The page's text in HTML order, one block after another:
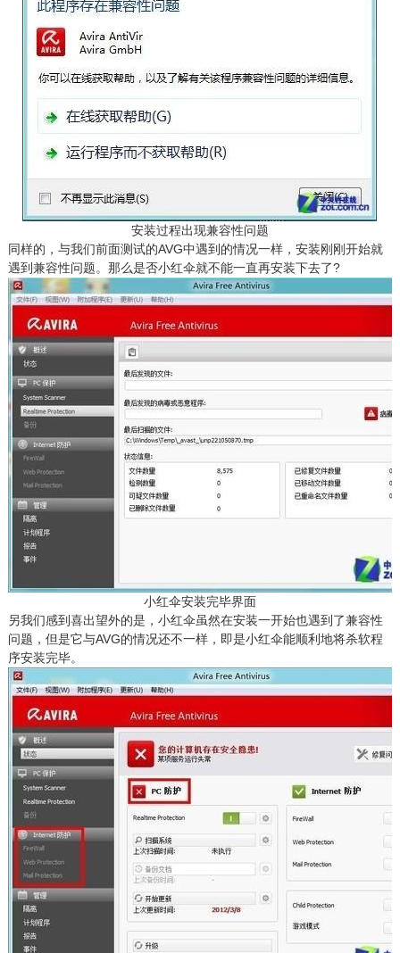
安装过程出现兼容性问题
同样的，与我们前面测试的AVG中遇到的情况一样，安装刚刚开始就
遇到兼容性问题。那么是否小红伞就不能一直再安装下去了?
小红伞安装完毕界面
另我们感到喜出望外的是，小红伞虽然在安装一开始也遇到了兼容性
问题，但是它与AVG的情况还不一样，即是小红伞能顺利地将杀软程
序安装完毕。